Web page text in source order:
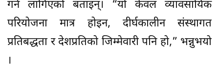
गर्न लागिएको बताइन्। “यो केवल व्यावसायिक
परियोजना मात्र होइन, दीर्घकालीन संस्थागत
प्रतिबद्धता र देशप्रतिको जिम्मेवारी पनि हो,” भन्नुभयो
।